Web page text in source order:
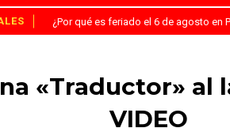
¿Por qué es feriado el 6 de agosto en
«Traductor» al
VIDEO